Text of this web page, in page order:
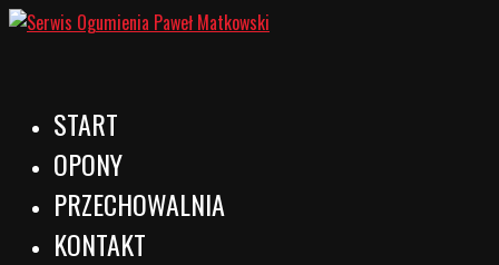
START
OPONY
PRZECHOWALNIA
KONTAKT